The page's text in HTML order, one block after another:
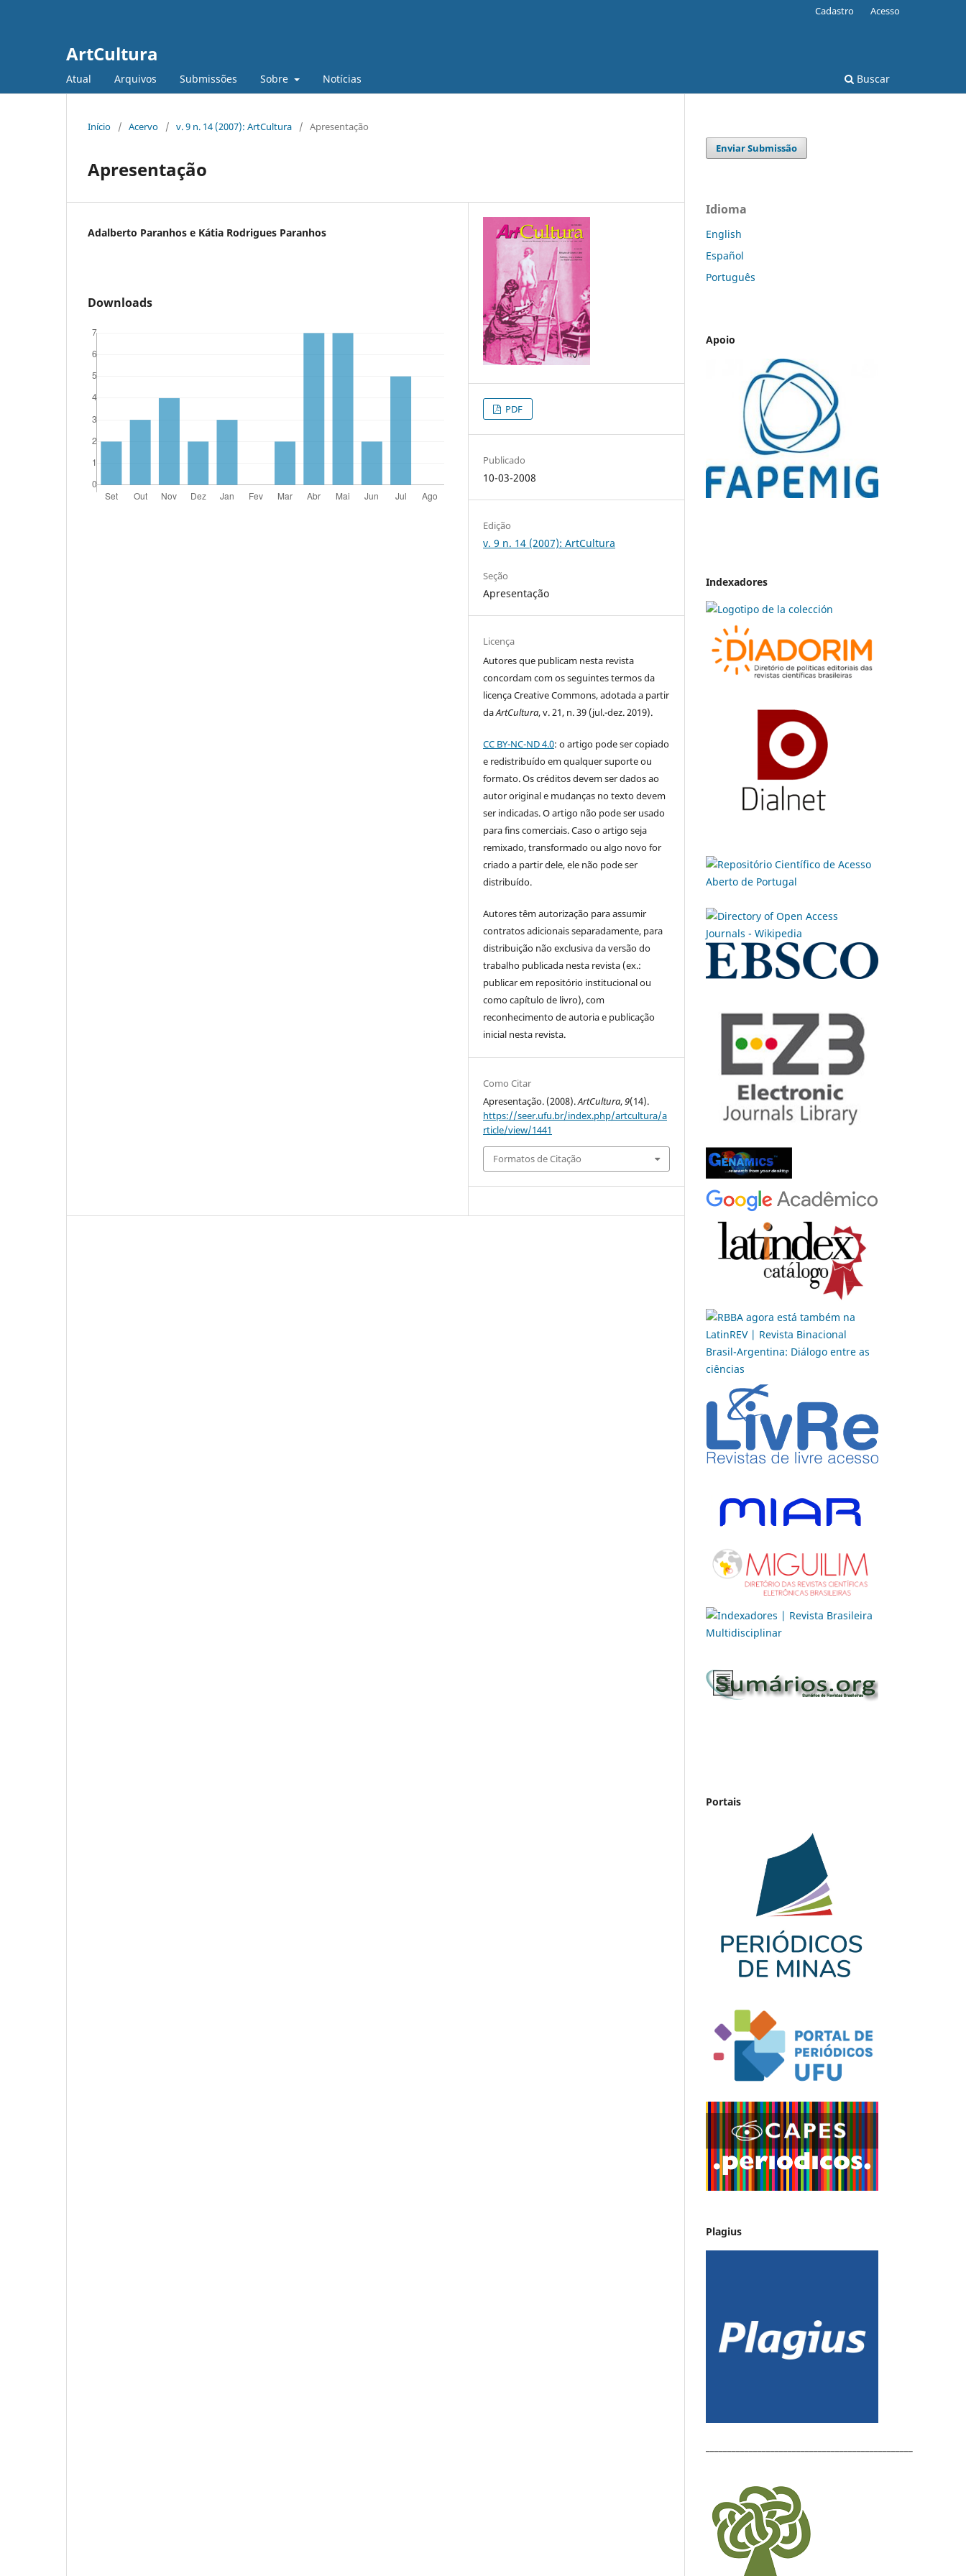
ArtCultura
Atual Arquivos Submissões Sobre Notícias Buscar
Cadastro Acesso
Início / Acervo / v. 9 n. 14 (2007): ArtCultura / Apresentação
Apresentação
Adalberto Paranhos e Kátia Rodrigues Paranhos
Downloads
PDF
Publicado
10-03-2008
Edição
v. 9 n. 14 (2007): ArtCultura
Seção
Apresentação
Licença
Autores que publicam nesta revista
concordam com os seguintes termos da
licença Creative Commons, adotada a partir
daArtCultura, v. 21, n. 39 (jul.-dez. 2019).
CC BY-NC-ND 4.0: o artigo pode ser copiado
e redistribuído em qualquer suporte ou
formato. Os créditos devem ser dados ao
autor original e mudanças no texto devem
ser indicadas. O artigo não pode ser usado
para fins comerciais. Caso o artigo seja
remixado, transformado ou algo novo for
criado a partir dele, ele não pode ser
distribuído.
Autores têm autorização para assumir
contratos adicionais separadamente, para
distribuição não exclusiva da versão do
trabalho publicada nesta revista (ex.:
publicar em repositório institucional ou
como capítulo de livro), com
reconhecimento de autoria e publicação
inicial nesta revista.
Como Citar
Apresentação. (2008).ArtCultura,9(14).
https://seer.ufu.br/index.php/artcultura/a
rticle/view/1441
Formatos de Citação
Enviar Submissão
Idioma
English
Español
Português
Apoio
Indexadores
Portais
Plagius